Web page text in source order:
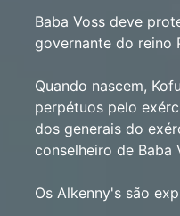
Baba Voss deve
governante do reino
Quando nascem,
perpétuos pelo
dos generais do
conselheiro de Baba
Os Alkenny's são